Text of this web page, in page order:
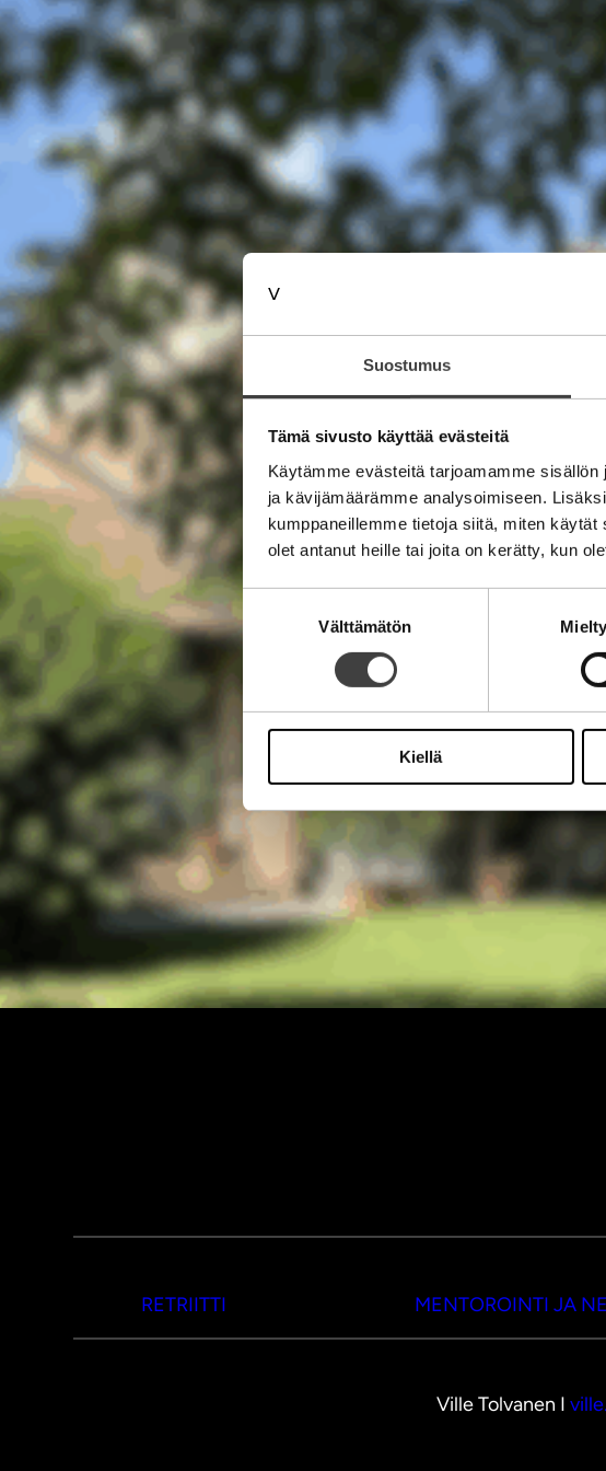
Suostumus
Tämä sivusto käyttää evästeitä
Käytämme evästeitä tarjoamamme
ja kävijämäärämme analysoimiseen.
kumppaneillemme tietoja siitä, miten
olet antanut heille tai joita on kerätty, kun
valinta
Välttämätön
Kiellä
RETRIITTI MENTOROINTI JA
Ville Tolvanen I